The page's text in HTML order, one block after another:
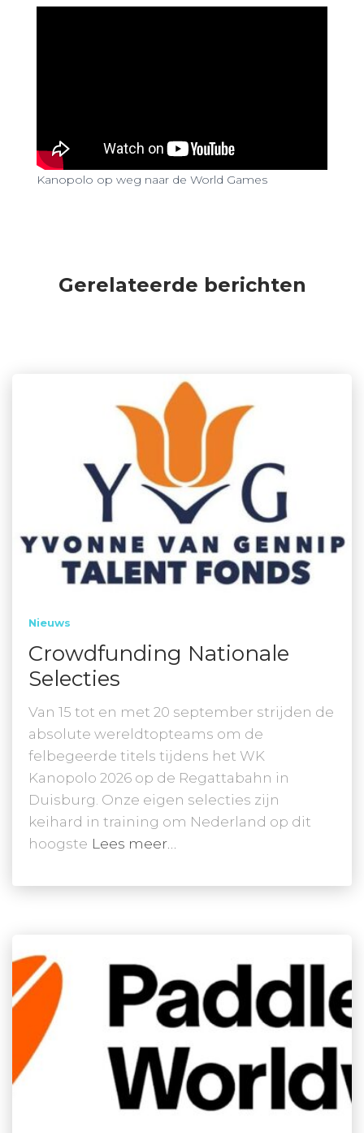
Kanopolo op weg naar de World Games
Gerelateerde berichten
Nieuws
Crowdfunding Nationale
Selecties
Van 15 tot en met 20 september strijden de
absolute wereldtopteams om de
felbegeerde titels tijdens het WK
Kanopolo 2026 op de Regattabahn in
Duisburg. Onze eigen selecties zijn
keihard in training om Nederland op dit
hoogste Lees meer…